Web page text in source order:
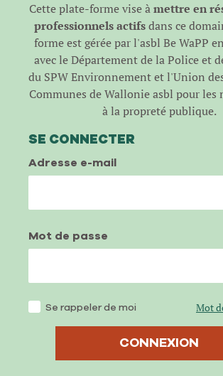
Cette plate-forme vise àmettre en
professionnels actifsdans ce
forme est gérée par l'asbl Be WaPP
avec le Département de la Police et
du SPW Environnement et l'Union
Communes de Wallonie asbl pour les
à la propreté publique.
SE CONNECTER
Adresse e-mail
Mot de passe
Se rappeler de moi Mot
CONNEXION